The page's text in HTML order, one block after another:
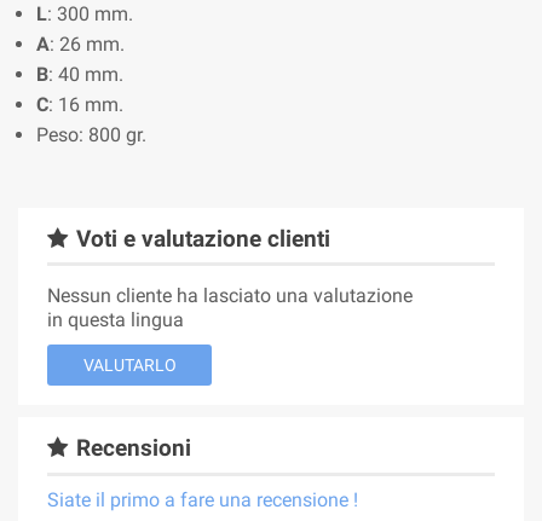
L: 300 mm.
A: 26 mm.
B: 40 mm.
C: 16 mm.
Peso: 800 gr.
Voti e valutazione clienti
Nessun cliente ha lasciato una valutazione
in questa lingua
VALUTARLO
Recensioni
Siate il primo a fare una recensione !